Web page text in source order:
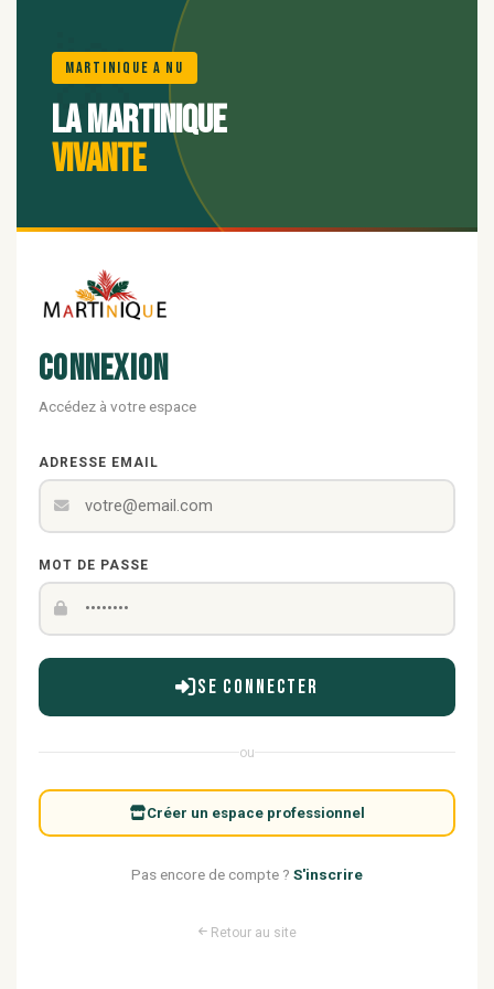
🌺
Martinique A Nu
La Martinique
vivante
Connexion
Accédez à votre espace
ADRESSE EMAIL
MOT DE PASSE
Se connecter
ou
Créer un espace professionnel
Pas encore de compte ? S'inscrire
Retour au site